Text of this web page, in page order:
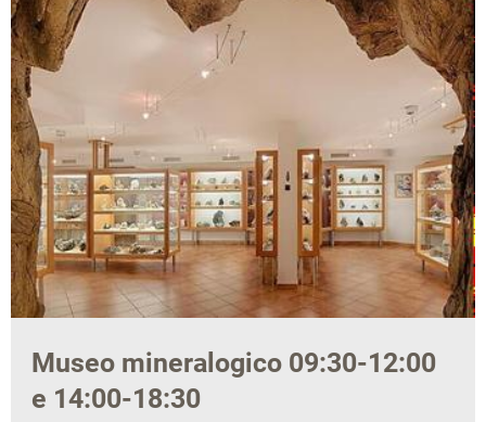
Museo mineralogico 09:30-12:00
e 14:00-18:30